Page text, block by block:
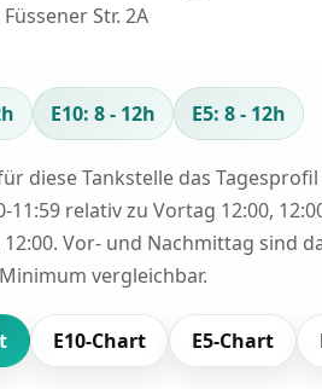
Str. 2A
E10: 8 - 12h E5: 8 - 12h
diese Tankstelle das
11:59 relativ zu Vortag 12:00,
Vor- und Nachmittag sind
vergleichbar.
E10-Chart E5-Chart